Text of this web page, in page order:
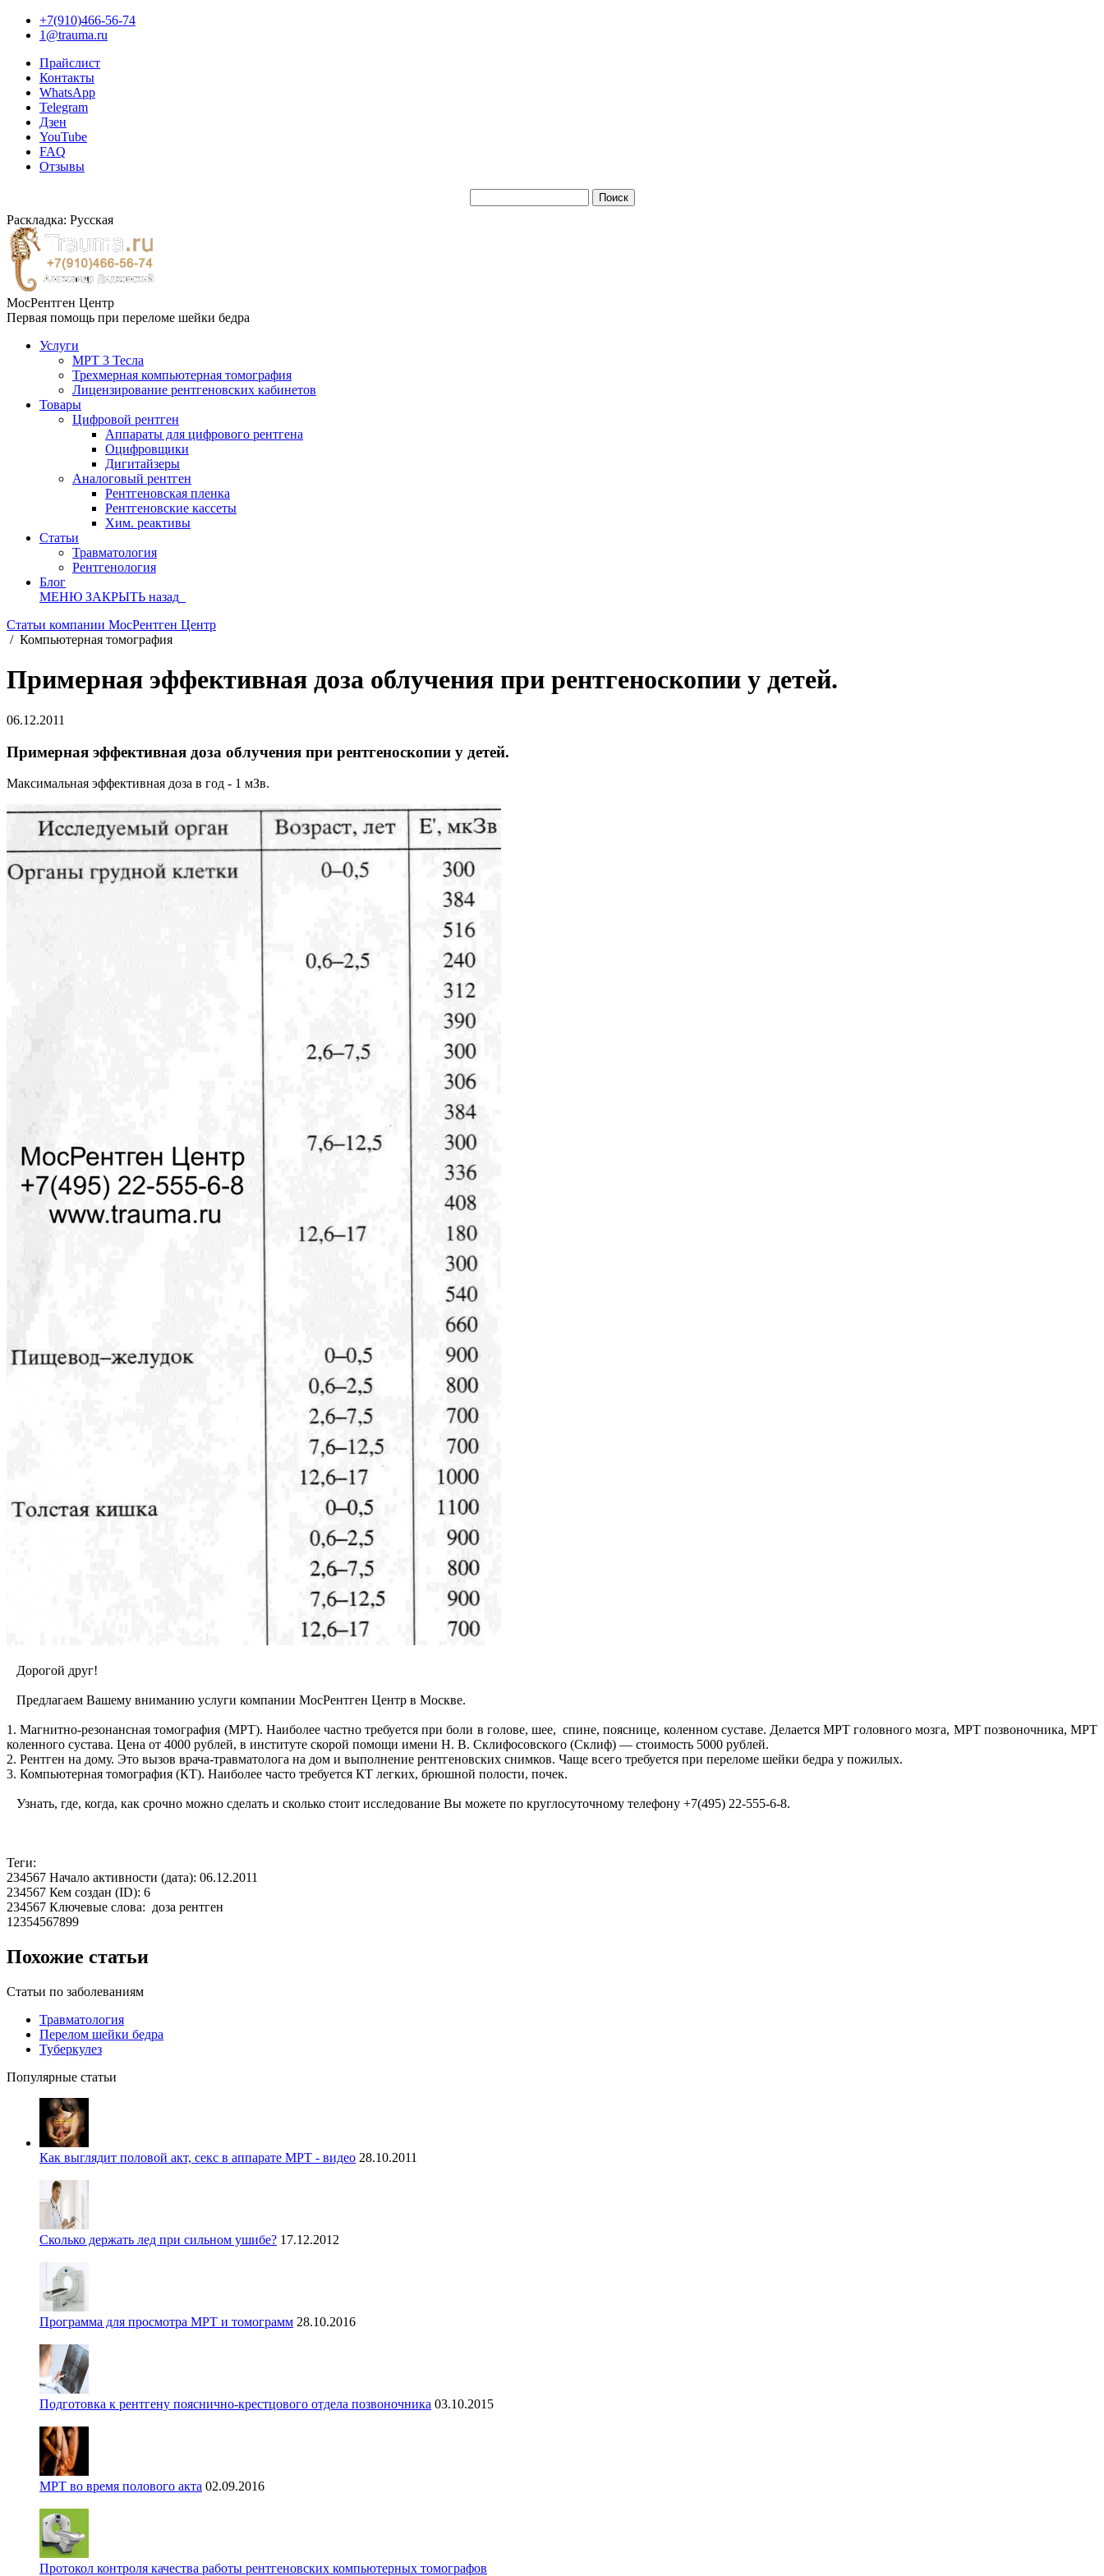
+7(910)466-56-74
1@trauma.ru
Прайслист
Контакты
WhatsApp
Telegram
Дзен
YouTube
FAQ
Отзывы
Раскладка: Русская
МосРентген Центр
Первая помощь при переломе шейки бедра
Услуги
МРТ 3 Тесла
Трехмерная компьютерная томография
Лицензирование рентгеновских кабинетов
Товары
Цифровой рентген
Аппараты для цифрового рентгена
Оцифровщики
Дигитайзеры
Аналоговый рентген
Рентгеновская пленка
Рентгеновские кассеты
Хим. реактивы
Статьи
Травматология
Рентгенология
Блог
МЕНЮ ЗАКРЫТЬ назад
Статьи компании МосРентген Центр
/ Компьютерная томография
Примерная эффективная доза облучения при рентгеноскопии у детей.
06.12.2011
Примерная эффективная доза облучения при рентгеноскопии у детей.
Максимальная эффективная доза в год - 1 мЗв.
Дорогой друг!
Предлагаем Вашему вниманию услуги компании МосРентген Центр в Москве.
1. Магнитно-резонансная томография (МРТ). Наиболее частно требуется при боли в голове, шее, спине, пояснице, коленном суставе. Делается МРТ головного мозга, МРТ позвоночника, МРТ
коленного сустава. Цена от 4000 рублей, в институте скорой помощи имени Н. В. Склифосовского (Склиф) — стоимость 5000 рублей.
2. Рентген на дому. Это вызов врача-травматолога на дом и выполнение рентгеновских снимков. Чаще всего требуется при переломе шейки бедра у пожилых.
3. Компьютерная томография (КТ). Наиболее часто требуется КТ легких, брюшной полости, почек.
Узнать, где, когда, как срочно можно сделать и сколько стоит исследование Вы можете по круглосуточному телефону +7(495) 22-555-6-8.
Теги:
234567 Начало активности (дата): 06.12.2011
234567 Кем создан (ID): 6
234567 Ключевые слова: доза рентген
12354567899
Похожие статьи
Статьи по заболеваниям
Травматология
Перелом шейки бедра
Туберкулез
Популярные статьи
Как выглядит половой акт, секс в аппарате МРТ - видео 28.10.2011
Сколько держать лед при сильном ушибе? 17.12.2012
Программа для просмотра МРТ и томограмм 28.10.2016
Подготовка к рентгену пояснично-крестцового отдела позвоночника 03.10.2015
МРТ во время полового акта 02.09.2016
Протокол контроля качества работы рентгеновских компьютерных томографов